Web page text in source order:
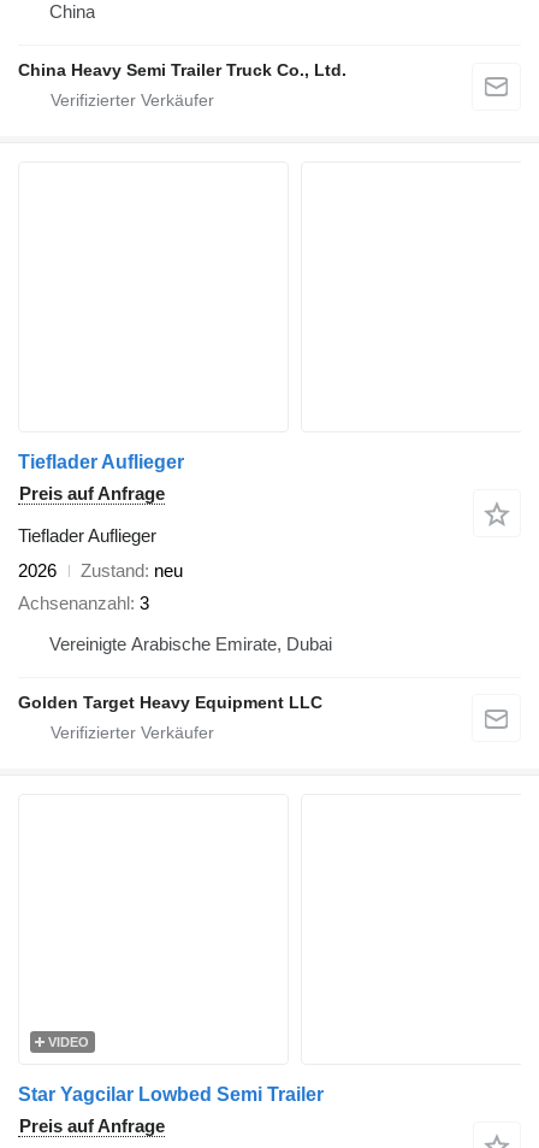
China
China Heavy Semi Trailer Truck Co., Ltd.
Tieflader Auflieger
Preis auf Anfrage
Tieflader Auflieger
2026
Zustand neu
Achsenanzahl 3
Vereinigte Arabische Emirate, Dubai
Golden Target Heavy Equipment LLC
VIDEO
Star Yagcilar Lowbed Semi Trailer
Preis auf Anfrage